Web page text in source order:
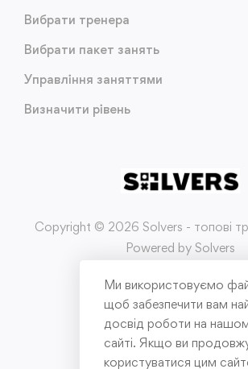
Вибрати тренера
Вибрати пакет занять
Управління заняттями
Визначити рівень
Copyright © 2026 Solvers - топові
Powered by Solvers
Умови використання
Політика
Публічна оферта
Ми використовуємо
щоб забезпечити вам
досвід роботи на
сайті. Якщо ви
користуватися цим